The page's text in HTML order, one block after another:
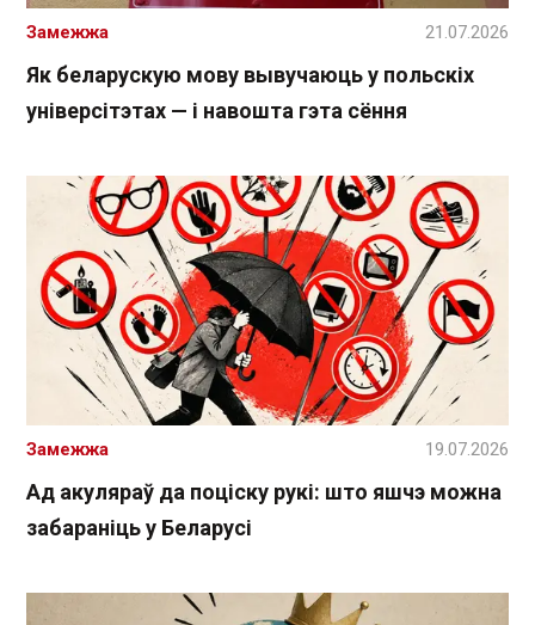
Як беларускую мову вывучаюць у польскіх
універсітэтах — і навошта гэта сёння
Замежжа 21.07.2026
Ад акуляраў да поціску рукі: што яшчэ можна
забараніць у Беларусі
Замежжа 19.07.2026